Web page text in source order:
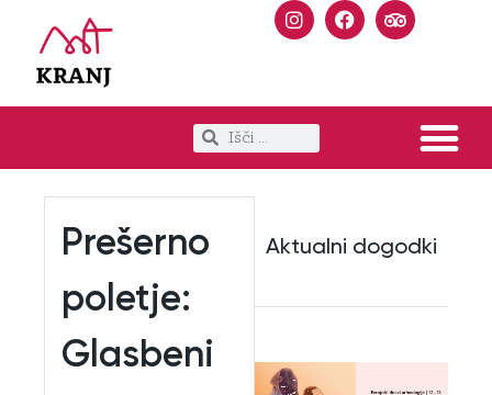
Prešerno
poletje:
Glasbeni
Aktualni dogodki